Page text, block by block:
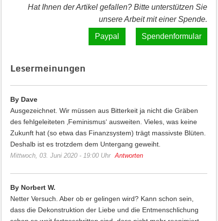
Hat Ihnen der Artikel gefallen? Bitte unterstützen Sie
unsere Arbeit mit einer Spende.
Spendenformular
Lesermeinungen
By Dave
Ausgezeichnet. Wir müssen aus Bitterkeit ja nicht die Gräben
des fehlgeleiteten ‚Feminismus‘ ausweiten. Vieles, was keine
Zukunft hat (so etwa das Finanzsystem) trägt massivste Blüten.
Deshalb ist es trotzdem dem Untergang geweiht.
Mittwoch, 03. Juni 2020 - 19:00 Uhr Antworten
By Norbert W.
Netter Versuch. Aber ob er gelingen wird? Kann schon sein,
dass die Dekonstruktion der Liebe und die Entmenschlichung